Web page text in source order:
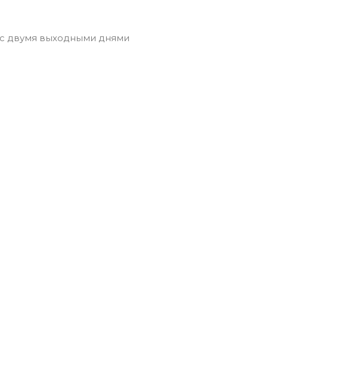
двумя выходными днями